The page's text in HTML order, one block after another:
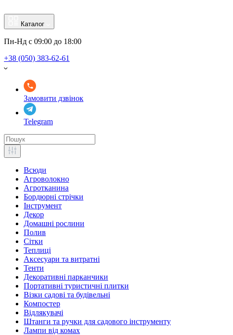
Каталог
Пн-Нд с 09:00 до 18:00
+38 (050) 383-62-61
Замовити дзвінок
Telegram
Всюди
Агроволокно
Агротканина
Бордюрні стрічки
Інструмент
Декор
Домашні рослини
Полив
Сітки
Теплиці
Аксесуари та витратні
Тенти
Декоративні парканчики
Портативні туристичні плитки
Візки садові та будівельні
Компостер
Відлякувачі
Штанги та ручки для садового інструменту
Лампи від комах